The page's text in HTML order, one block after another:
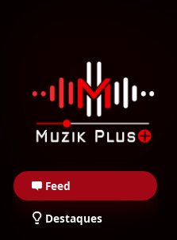
Muzik Plus
Feed
Destaques